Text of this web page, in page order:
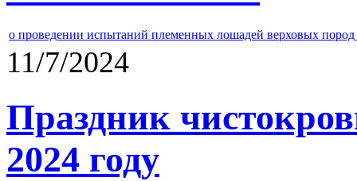
о проведении испытаний племенных лошадей верховых
11/7/2024
Праздник
2024 году